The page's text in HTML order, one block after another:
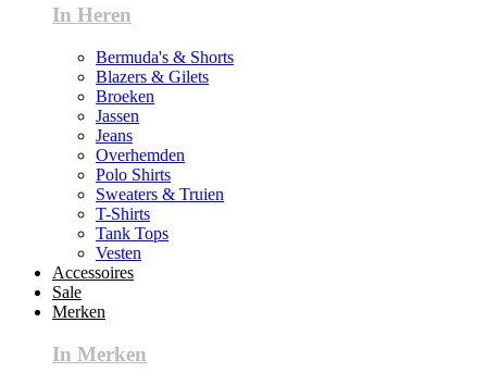
In Heren
Bermuda's & Shorts
Blazers & Gilets
Broeken
Jassen
Jeans
Overhemden
Polo Shirts
Sweaters & Truien
T-Shirts
Tank Tops
Vesten
Accessoires
Sale
Merken
In Merken